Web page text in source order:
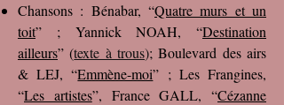
Chansons : Bénabar, “Quatre murs et un
toit” ; Yannick NOAH, “Destination
ailleurs” (texte à trous); Boulevard des airs
& LEJ, “Emmène-moi” ; Les Frangines,
“Les artistes”, France GALL, “Cézanne